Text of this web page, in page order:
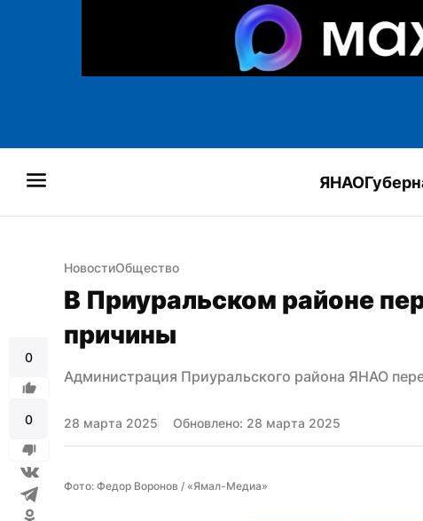
ЯНАО
0
0
НовостиОбщество
В Приуральском районе
причины
Администрация Приуральского района ЯНАО
28 марта 2025 Обновлено: 28 марта 2025
Фото: Федор Воронов / «Ямал-Медиа»